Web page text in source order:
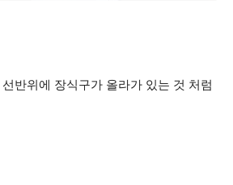
반위에 장식구가 올라가 있는 것 처럼